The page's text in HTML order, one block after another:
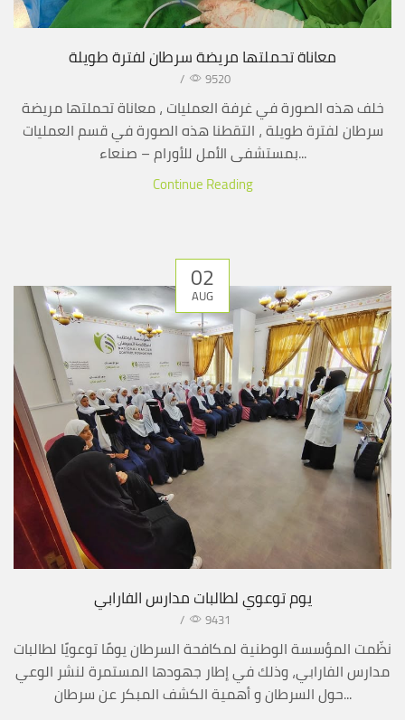
معاناة تحملتها مريضة سرطان لفترة طويلة
/ 9520
خلف هذه الصورة في غرفة العمليات ، معاناة تحملتها مريضة
سرطان لفترة طويلة ، التقطنا هذه الصورة في قسم العمليات
بمستشفى الأمل للأورام – صنعاء...
Continue Reading
02
AUG
يوم توعوي لطالبات مدارس الفارابي
/ 9431
نظّمت المؤسسة الوطنية لمكافحة السرطان يومًا توعويًا لطالبات
مدارس الفارابي، وذلك في إطار جهودها المستمرة لنشر الوعي
حول السرطان و أهمية الكشف المبكر عن سرطان...